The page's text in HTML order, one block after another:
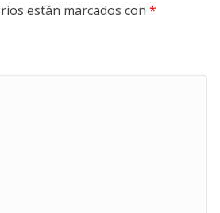
están marcados con *